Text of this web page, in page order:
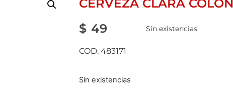
CERVEZA CLARA
$ 49 Sin existencias
COD. 483171
Sin existencias